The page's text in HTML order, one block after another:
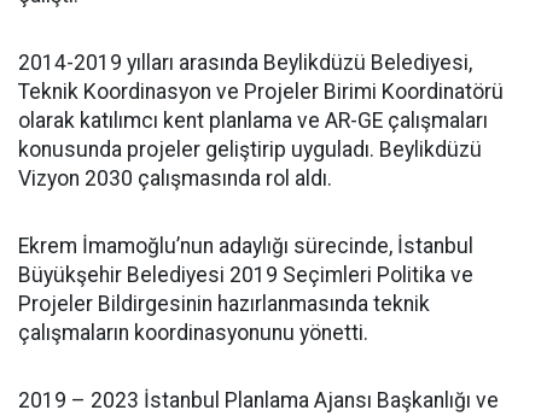
2014-2019 yılları arasında Beylikdüzü Belediyesi,
Teknik Koordinasyon ve Projeler Birimi Koordinatörü
olarak katılımcı kent planlama ve AR-GE çalışmaları
konusunda projeler geliştirip uyguladı. Beylikdüzü
Vizyon 2030 çalışmasında rol aldı.
Ekrem İmamoğlu’nun adaylığı sürecinde, İstanbul
Büyükşehir Belediyesi 2019 Seçimleri Politika ve
Projeler Bildirgesinin hazırlanmasında teknik
çalışmaların koordinasyonunu yönetti.
2019 – 2023 İstanbul Planlama Ajansı Başkanlığı ve